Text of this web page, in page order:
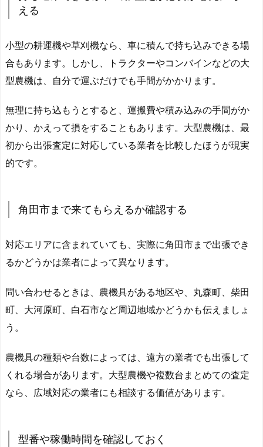
える
小型の耕運機や草刈機なら、車に積んで持ち込みできる場
合もあります。しかし、トラクターやコンバインなどの大
型農機は、自分で運ぶだけでも手間がかかります。
無理に持ち込もうとすると、運搬費や積み込みの手間がか
かり、かえって損をすることもあります。大型農機は、最
初から出張査定に対応している業者を比較したほうが現実
的です。
角田市まで来てもらえるか確認する
対応エリアに含まれていても、実際に角田市まで出張でき
るかどうかは業者によって異なります。
問い合わせるときは、農機具がある地区や、丸森町、柴田
町、大河原町、白石市など周辺地域かどうかも伝えましょ
う。
農機具の種類や台数によっては、遠方の業者でも出張して
くれる場合があります。大型農機や複数台まとめての査定
なら、広域対応の業者にも相談する価値があります。
型番や稼働時間を確認しておく